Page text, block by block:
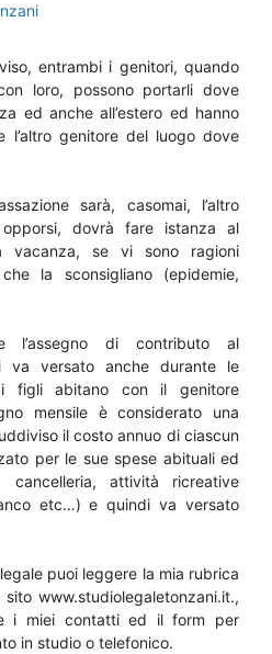
entrambi i genitori, quando
loro, possono portarli dove
ed anche all’estero ed hanno
l’altro genitore del luogo dove
sarà, casomai, l’altro
dovrà fare istanza al
vacanza, se vi sono ragioni
la sconsigliano (epidemie,
l’assegno di contributo al
va versato anche durante le
figli abitano con il genitore
mensile è considerato una
il costo annuo di ciascun
per le sue spese abituali ed
cancelleria, attività ricreative
etc…) e quindi va versato
puoi leggere la mia rubrica
sito www.studiolegaletonzani.it.,
i miei contatti ed il form per
in studio o telefonico.